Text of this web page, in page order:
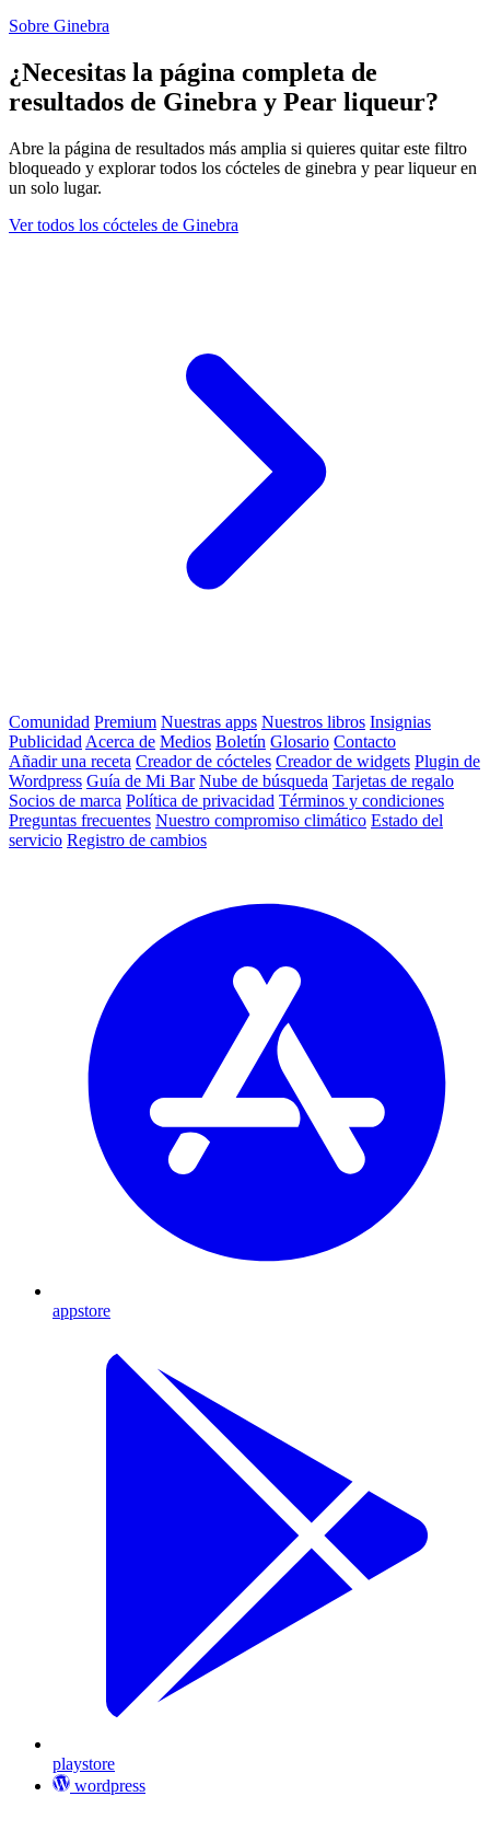
Sobre Ginebra
¿Necesitas la página completa de
resultados de Ginebra y Pear liqueur?
Abre la página de resultados más amplia si quieres quitar este filtro
bloqueado y explorar todos los cócteles de ginebra y pear liqueur en
un solo lugar.
Ver todos los cócteles de Ginebra
Comunidad Premium Nuestras apps Nuestros libros Insignias
Publicidad Acerca de Medios Boletín Glosario Contacto
Añadir una receta Creador de cócteles Creador de widgets Plugin de
Wordpress Guía de Mi Bar Nube de búsqueda Tarjetas de regalo
Socios de marca Política de privacidad Términos y condiciones
Preguntas frecuentes Nuestro compromiso climático Estado del
servicio Registro de cambios
appstore
playstore
wordpress